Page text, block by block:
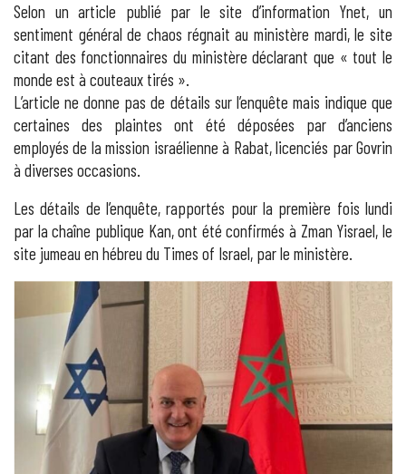
Selon un article publié par le site d’information Ynet, un
sentiment général de chaos régnait au ministère mardi, le site
citant des fonctionnaires du ministère déclarant que « tout le
monde est à couteaux tirés ».
L’article ne donne pas de détails sur l’enquête mais indique que
certaines des plaintes ont été déposées par d’anciens
employés de la mission israélienne à Rabat, licenciés par Govrin
à diverses occasions.
Les détails de l’enquête, rapportés pour la première fois lundi
par la chaîne publique Kan, ont été confirmés à Zman Yisrael, le
site jumeau en hébreu du Times of Israel, par le ministère.